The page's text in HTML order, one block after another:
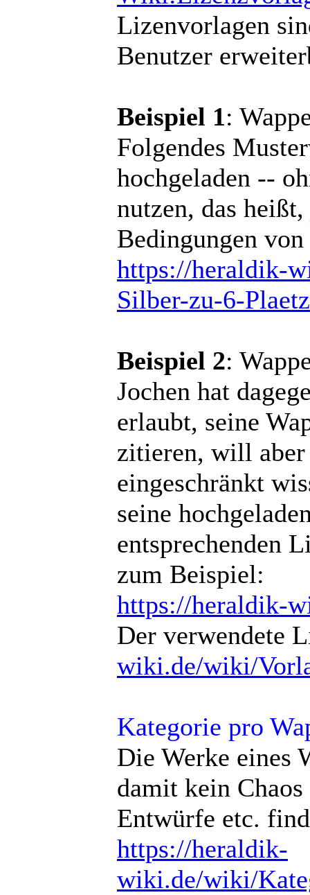
Lizenvorlagen
Benutzer
Beispiel 1:
Folgendes
hochgeladen --
nutzen, das
Bedingungen
https://heraldik-
Silber-zu-6-
Beispiel 2:
Jochen hat
erlaubt, seine
zitieren, will aber
eingeschränkt
seine
entsprechenden
zum Beispiel:
https://heraldik-
Der verwendete
wiki.de/wiki/
Kategorie pro
Die Werke eines
damit kein
Entwürfe etc.
https://heraldik-
wiki.de/wiki/